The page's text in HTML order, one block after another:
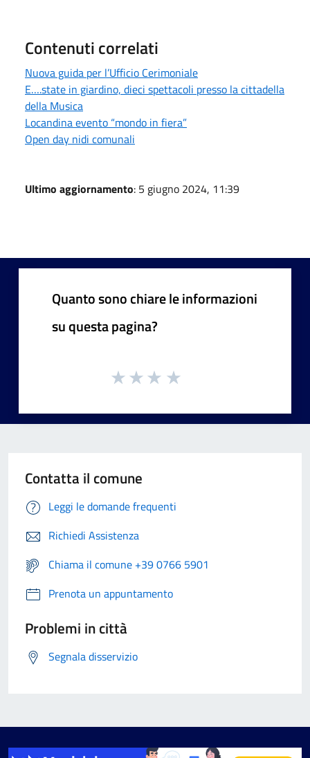
Contenuti correlati
Nuova guida per l’Ufficio Cerimoniale
E….state in giardino, dieci spettacoli presso la cittadella
della Musica
Locandina evento “mondo in fiera”
Open day nidi comunali
Ultimo aggiornamento: 5 giugno 2024, 11:39
Quanto sono chiare le informazioni
su questa pagina?
Contatta il comune
Leggi le domande frequenti
Richiedi Assistenza
Chiama il comune +39 0766 5901
Prenota un appuntamento
Problemi in città
Segnala disservizio